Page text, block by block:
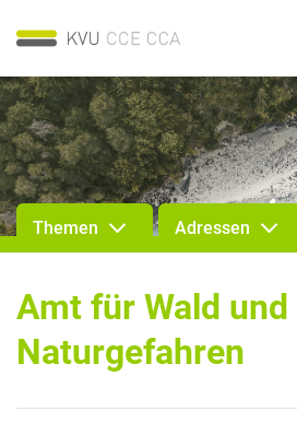
Themen Adressen
Amt für Wald und
Naturgefahren